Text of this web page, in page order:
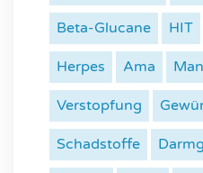
Beta-Glucane HIT
Herpes Ama
Verstopfung
Schadstoffe